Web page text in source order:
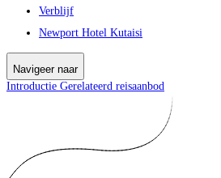
Verblijf
Newport Hotel Kutaisi
Navigeer naar
Introductie Gerelateerd reisaanbod